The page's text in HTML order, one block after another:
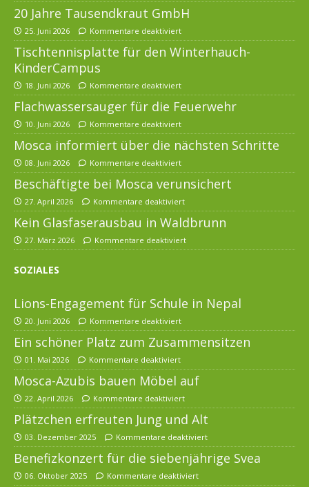
20 Jahre Tausendkraut GmbH
25. Juni 2026 Kommentare deaktiviert
Tischtennisplatte für den Winterhauch-
KinderCampus
18. Juni 2026 Kommentare deaktiviert
Flachwassersauger für die Feuerwehr
10. Juni 2026 Kommentare deaktiviert
Mosca informiert über die nächsten Schritte
08. Juni 2026 Kommentare deaktiviert
Beschäftigte bei Mosca verunsichert
27. April 2026 Kommentare deaktiviert
Kein Glasfaserausbau in Waldbrunn
27. März 2026 Kommentare deaktiviert
SOZIALES
Lions-Engagement für Schule in Nepal
20. Juni 2026 Kommentare deaktiviert
Ein schöner Platz zum Zusammensitzen
01. Mai 2026 Kommentare deaktiviert
Mosca-Azubis bauen Möbel auf
22. April 2026 Kommentare deaktiviert
Plätzchen erfreuten Jung und Alt
03. Dezember 2025 Kommentare deaktiviert
Benefizkonzert für die siebenjährige Svea
06. Oktober 2025 Kommentare deaktiviert